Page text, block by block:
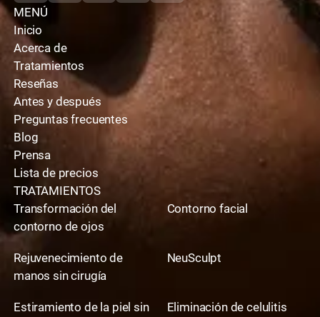
MENÚ
Inicio
Acerca de
Tratamientos
Reseñas
Antes y después
Preguntas frecuentes
Blog
Prensa
Lista de precios
TRATAMIENTOS
Transformación del
contorno de ojos
Contorno facial
Rejuvenecimiento de
manos sin cirugía
NeuSculpt
Estiramiento de la piel sin
Eliminación de celulitis